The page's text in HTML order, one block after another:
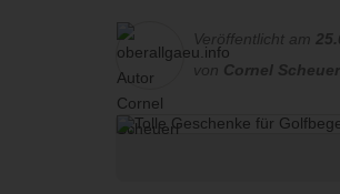
Veröffentlicht am
von Cornel